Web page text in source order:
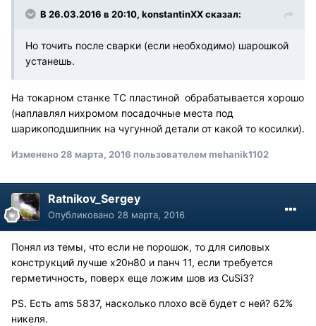
В 26.03.2016 в 20:10, konstantinXX сказал:
Но точить после сварки (если необходимо) шарошкой
устанешь.
На токарном станке ТС пластиной обрабатывается хорошо
(наплавлял нихромом посадочные места под
шарикоподшипник на чугунной детали от какой то косилки).
Изменено28 марта, 2016 пользователем mehanik1102
Ratnikov_Sergey
Опубликовано 28 марта, 2016
Понял из темы, что если не порошок, то для силовых
конструкций лучше х20н80 и панч 11, если требуется
герметичность, поверх еще ложим шов из CuSi3?
PS. Есть ams 5837, насколько плохо всё будет с ней? 62%
никеля.